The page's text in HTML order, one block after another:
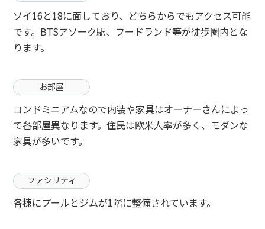
ソイ16と18に面しており、どちらからでもアクセス可能
です。BTSアソーク駅、フードランド等が徒歩圏内とな
ります。
お部屋
コンドミニアムなので内装や家具はオーナーさんによっ
て各部屋異なります。住民は欧米人率が多く、モダンな
家具が多いです。
ファシリティ
各棟にプールとジムが1階に整備されています。